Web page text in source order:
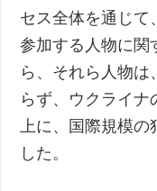
セス全体を通じて
参加する人物に関
ら、それら人物
らず、ウクライ
上に、国際規模
した。